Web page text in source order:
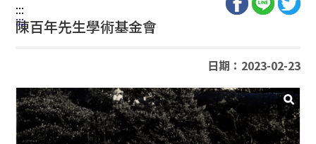
:::
:::
陳百年先生學術基金會
日期：2023-02-23